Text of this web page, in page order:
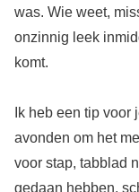
was. Wie weet,
onzinnig leek
komt.
Ik heb een tip
avonden om het
voor stap, tabblad
gedaan hebben,